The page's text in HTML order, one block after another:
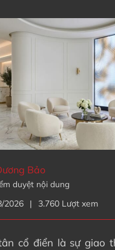
Bảo
duyệt nội dung
2026 | 3.760 Lượt xem
cổ điển là sự giao